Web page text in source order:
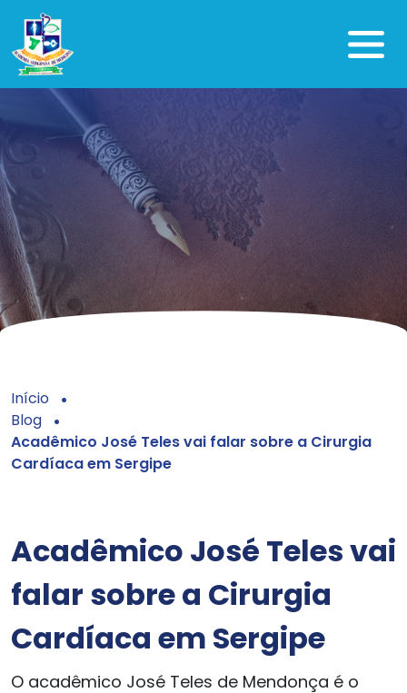
Início
Blog
Acadêmico José Teles vai falar sobre a Cirurgia
Cardíaca em Sergipe
Acadêmico José Teles vai
falar sobre a Cirurgia
Cardíaca em Sergipe
O acadêmico José Teles de Mendonça é o